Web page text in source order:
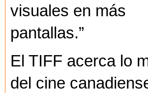
visuales en más
pantallas.”
El TIFF acerca lo
del cine